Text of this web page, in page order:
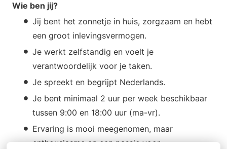
Wie ben jij?
Jij bent het zonnetje in huis, zorgzaam en hebt
een groot inlevingsvermogen.
Je werkt zelfstandig en voelt je
verantwoordelijk voor je taken.
Je spreekt en begrijpt Nederlands.
Je bent minimaal 2 uur per week beschikbaar
tussen 9:00 en 18:00 uur (ma-vr).
Ervaring is mooi meegenomen, maar
enthousiasme en een passie voor